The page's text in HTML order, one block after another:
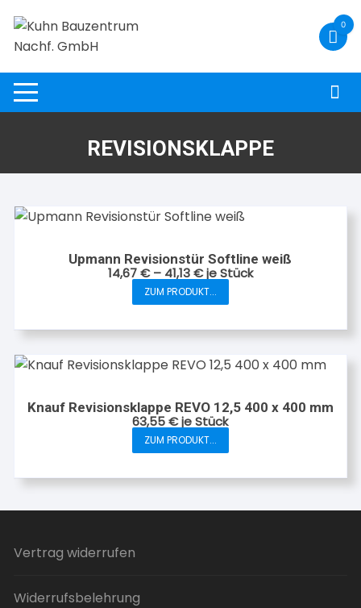
Inhalt
springen
0
REVISIONSKLAPPE
Upmann Revisionstür Softline weiß
14,67€– 41,13€je Stück
ZUM PRODUKT...
Dieses
weist
mehrere
Die
Optionen
können
auf
Produktseite
Knauf Revisionsklappe REVO 12,5 400 x 400 mm
63,55€je Stück
ZUM PRODUKT...
Vertrag widerrufen
Widerrufsbelehrung